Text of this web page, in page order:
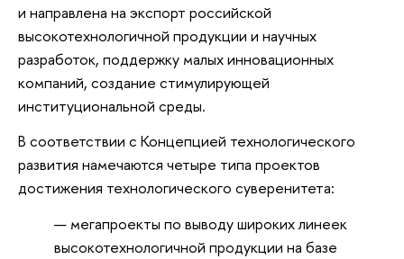
и направлена на экспорт российской
высокотехнологичной продукции и научных
разработок, поддержку малых инновационных
компаний, создание стимулирующей
институциональной среды.
В соответствии с Концепцией технологического
развития намечаются четыре типа проектов
достижения технологического суверенитета:
мегапроекты по выводу широких линеек
высокотехнологичной продукции на базе